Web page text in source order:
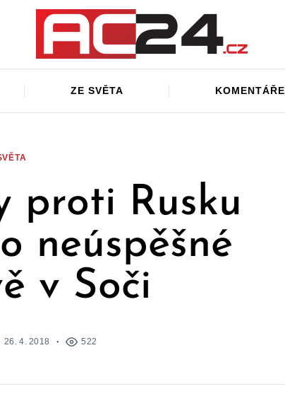
ZE SVĚTA KOMENTÁŘE
proti Rusku
neúspěšné
v Soči
26. 4. 2018 522